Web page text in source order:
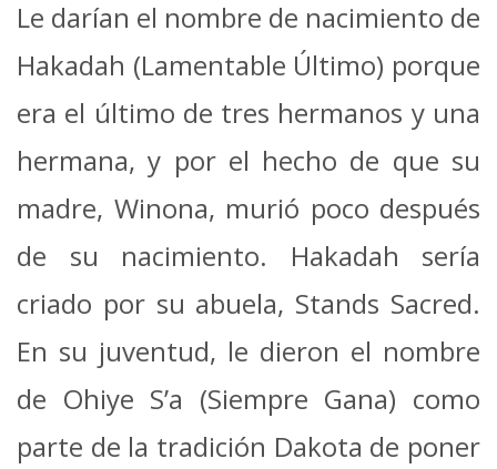
Le darían el nombre de nacimiento de
Hakadah (Lamentable Último) porque
era el último de tres hermanos y una
hermana, y por el hecho de que su
madre, Winona, murió poco después
de su nacimiento. Hakadah sería
criado por su abuela, Stands Sacred.
En su juventud, le dieron el nombre
de Ohiye S’a (Siempre Gana) como
parte de la tradición Dakota de poner